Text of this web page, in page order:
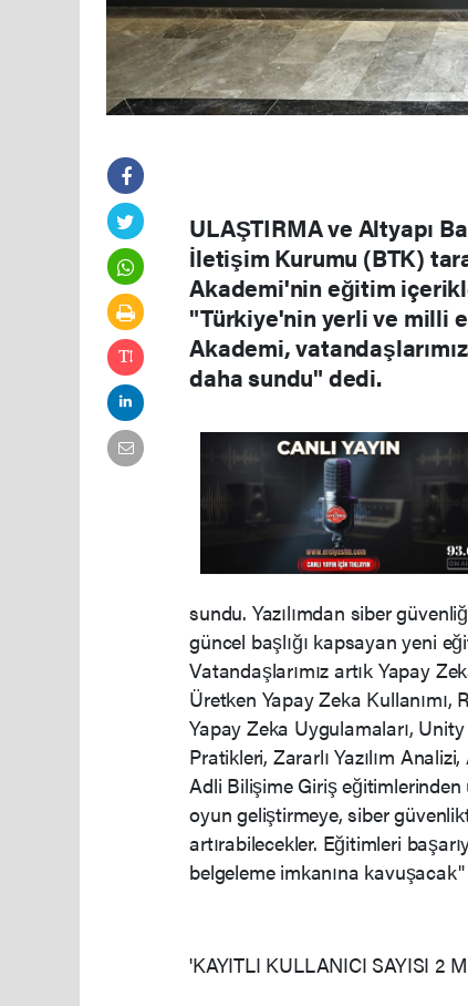
ULAŞTIRMA ve Altyapı
İletişim Kurumu (BTK)
Akademi'nin eğitim
"Türkiye'nin yerli ve milli
Akademi,
daha sundu" dedi.
sundu. Yazılımdan siber
güncel başlığı kapsayan yeni
Vatandaşlarımız artık Yapay
Üretken Yapay Zeka
Yapay Zeka Uygulamaları,
Pratikleri, Zararlı Yazılım
Adli Bilişime Giriş
oyun geliştirmeye, siber
artırabilecekler. Eğitimleri
belgeleme imkanına
'KAYITLI KULLANICI SAYISI 2